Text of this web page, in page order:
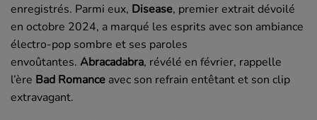
enregistrés. Parmi eux, Disease, premier extrait dévoilé
en octobre 2024, a marqué les esprits avec son ambiance
électro-pop sombre et ses paroles
envoûtantes. Abracadabra, révélé en février, rappelle
l’ère Bad Romance avec son refrain entêtant et son clip
extravagant.